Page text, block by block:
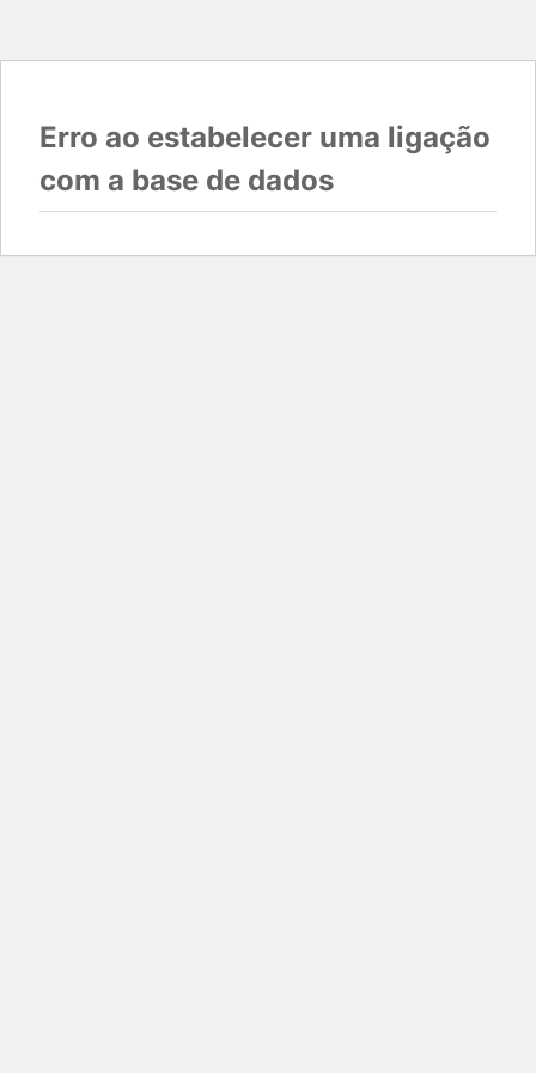
Erro ao estabelecer uma ligação
com a base de dados